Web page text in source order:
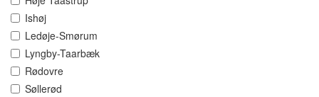
Ishøj
Ledøje-Smørum
Lyngby-Taarbæk
Rødovre
Søllerød